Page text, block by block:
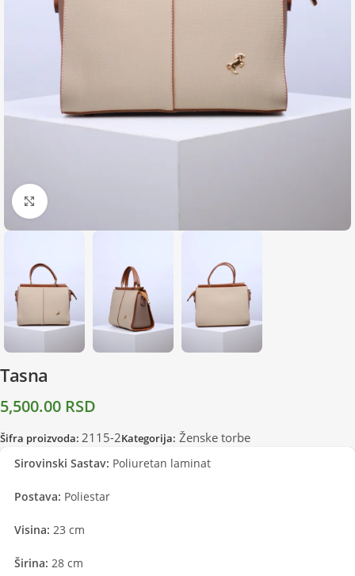
Zumiraj sliku
Tasna
5,500.00 RSD
Šifra proizvoda: 2115-2Kategorija: Ženske torbe
Sirovinski Sastav: Poliuretan laminat
Postava: Poliestar
Visina: 23 cm
Širina: 28 cm